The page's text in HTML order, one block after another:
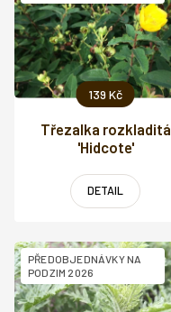
139 Kč
Třezalka rozkladitá
'Hidcote'
DETAIL
PŘEDOBJEDNÁVKY NA
PODZIM 2026